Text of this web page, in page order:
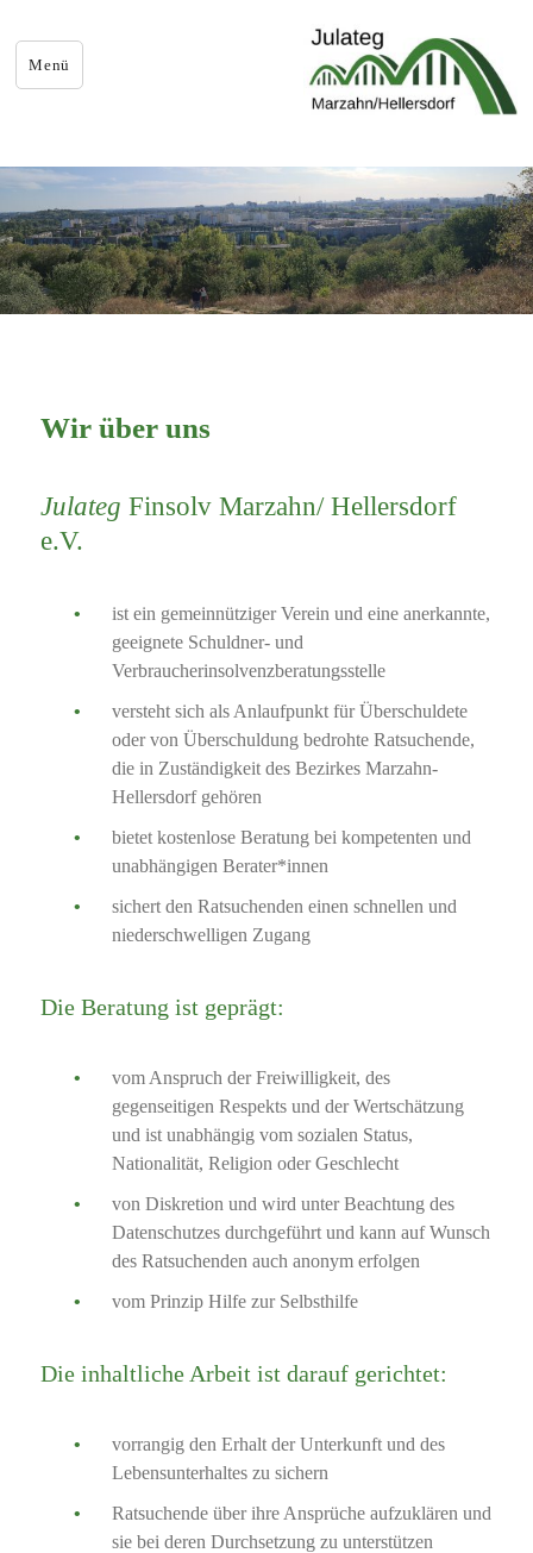
Menü
Wir über uns
Julateg Finsolv Marzahn/ Hellersdorf
e.V.
ist ein gemeinnütziger Verein und eine anerkannte,
geeignete Schuldner- und
Verbraucherinsolvenzberatungsstelle
versteht sich als Anlaufpunkt für Überschuldete
oder von Überschuldung bedrohte Ratsuchende,
die in Zuständigkeit des Bezirkes Marzahn-
Hellersdorf gehören
bietet kostenlose Beratung bei kompetenten und
unabhängigen Berater*innen
sichert den Ratsuchenden einen schnellen und
niederschwelligen Zugang
Die Beratung ist geprägt:
vom Anspruch der Freiwilligkeit, des
gegenseitigen Respekts und der Wertschätzung
und ist unabhängig vom sozialen Status,
Nationalität, Religion oder Geschlecht
von Diskretion und wird unter Beachtung des
Datenschutzes durchgeführt und kann auf Wunsch
des Ratsuchenden auch anonym erfolgen
vom Prinzip Hilfe zur Selbsthilfe
Die inhaltliche Arbeit ist darauf gerichtet:
vorrangig den Erhalt der Unterkunft und des
Lebensunterhaltes zu sichern
Ratsuchende über ihre Ansprüche aufzuklären und
sie bei deren Durchsetzung zu unterstützen